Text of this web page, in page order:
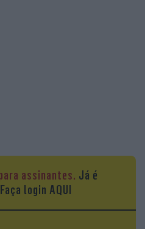
assinantes. Já é
Faça login AQUI